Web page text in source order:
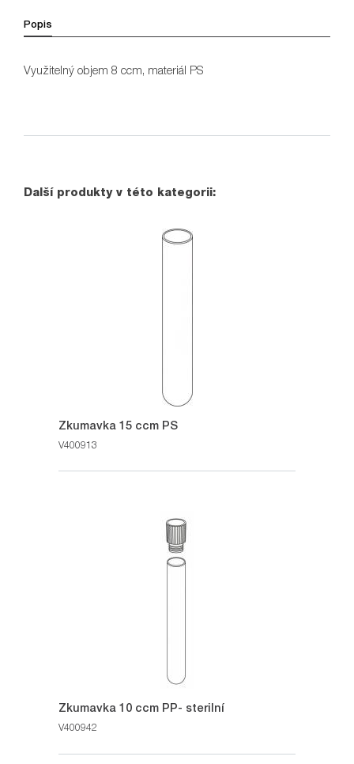
Popis
Využitelný objem 8 ccm, materiál PS
Další produkty v této kategorii:
Zkumavka 15 ccm PS
V400913
Zkumavka 10 ccm PP- sterilní
V400942